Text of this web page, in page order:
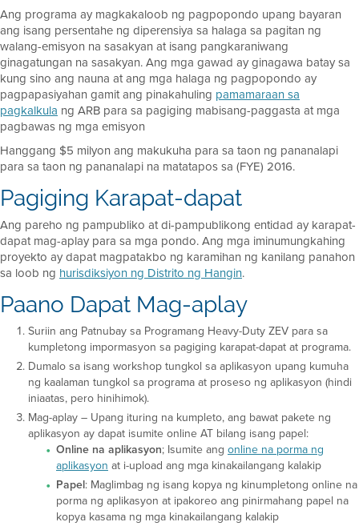
Ang programa ay magkakaloob ng pagpopondo upang bayaran
ang isang persentahe ng diperensiya sa halaga sa pagitan ng
walang-emisyon na sasakyan at isang pangkaraniwang
ginagatungan na sasakyan. Ang mga gawad ay ginagawa batay sa
kung sino ang nauna at ang mga halaga ng pagpopondo ay
pagpapasiyahan gamit ang pinakahuling pamamaraan sa
pagkalkula ng ARB para sa pagiging mabisang-paggasta at mga
pagbawas ng mga emisyon
Hanggang $5 milyon ang makukuha para sa taon ng pananalapi
para sa taon ng pananalapi na matatapos sa (FYE) 2016.
Pagiging Karapat-dapat
Ang pareho ng pampubliko at di-pampublikong entidad ay karapat-
dapat mag-aplay para sa mga pondo. Ang mga iminumungkahing
proyekto ay dapat magpatakbo ng karamihan ng kanilang panahon
sa loob ng hurisdiksiyon ng Distrito ng Hangin.
Paano Dapat Mag-aplay
Suriin ang Patnubay sa Programang Heavy-Duty ZEV para sa
kumpletong impormasyon sa pagiging karapat-dapat at programa.
Dumalo sa isang workshop tungkol sa aplikasyon upang kumuha
ng kaalaman tungkol sa programa at proseso ng aplikasyon (hindi
iniaatas, pero hinihimok).
Mag-aplay – Upang ituring na kumpleto, ang bawat pakete ng
aplikasyon ay dapat isumite online AT bilang isang papel:
Online na aplikasyon; Isumite ang online na porma ng
aplikasyon at i-upload ang mga kinakailangang kalakip
Papel: Maglimbag ng isang kopya ng kinumpletong online na
porma ng aplikasyon at ipakoreo ang pinirmahang papel na
kopya kasama ng mga kinakailangang kalakip